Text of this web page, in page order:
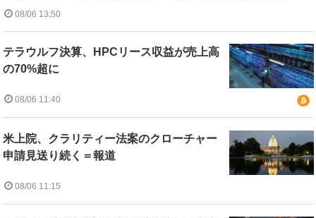
08/06 13:50
テラウルフ決算、HPCリース収益が売上高
の70%超に
08/06 11:40
米上院、クラリティー法案のクローチャー
申請見送り続く＝報道
08/06 11:15